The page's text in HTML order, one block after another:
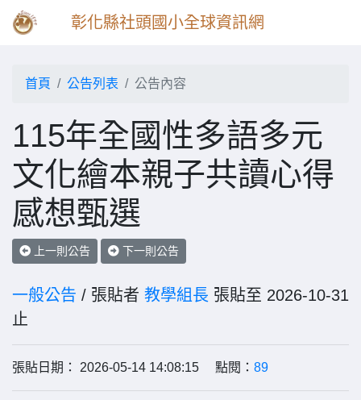
彰化縣社頭國小全球資訊網
首頁 公告列表 公告內容
115年全國性多語多元
文化繪本親子共讀心得
感想甄選
上一則公告 下一則公告
一般公告 / 張貼者 教學組長 張貼至 2026-10-31
止
張貼日期： 2026-05-14 14:08:15 點閱： 89